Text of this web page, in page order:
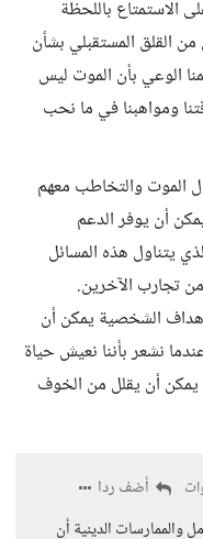
الاستمتاع باللحظة
القلق المستقبلي بشأن
الوعي بأن الموت ليس
ومواهبنا في ما نحب
الموت والتخاطب معهم
أن يوفر الدعم
يتناول هذه المسائل
تجارب الآخرين.
الشخصية يمكن أن
نشعر بأننا نعيش حياة
أن يقلل من الخوف
أضف ردا
والممارسات الدينية أن